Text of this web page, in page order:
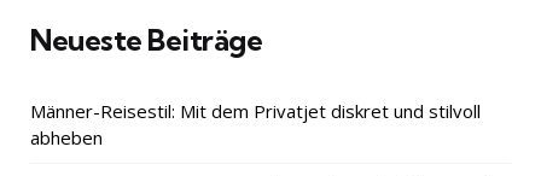
Neueste Beiträge
Männer-Reisestil: Mit dem Privatjet diskret und stilvoll
abheben